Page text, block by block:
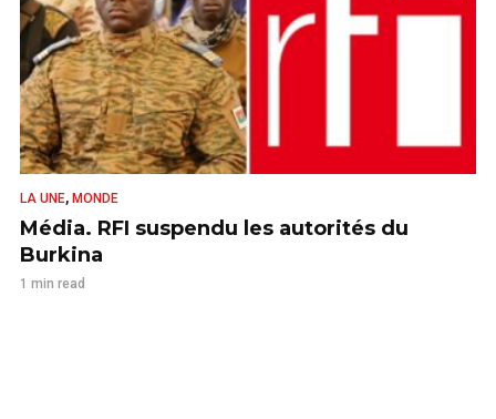
LA UNE, MONDE
Média. RFI suspendu les autorités du
Burkina
1 min read